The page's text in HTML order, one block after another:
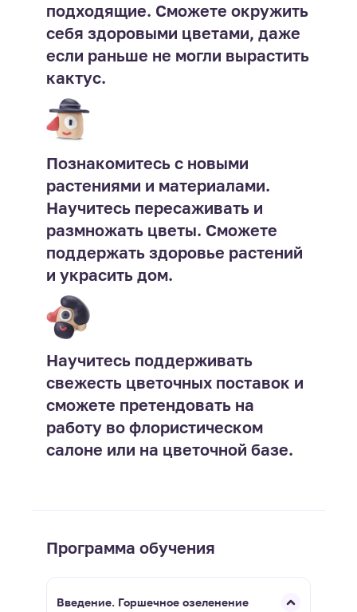
подходящие. Сможете окружить
себя здоровыми цветами, даже
если раньше не могли вырастить
кактус.
Познакомитесь с новыми
растениями и материалами.
Научитесь пересаживать и
размножать цветы. Сможете
поддержать здоровье растений
и украсить дом.
Научитесь поддерживать
свежесть цветочных поставок и
сможете претендовать на
работу во флористическом
салоне или на цветочной базе.
Программа обучения
Введение. Горшечное озеленение